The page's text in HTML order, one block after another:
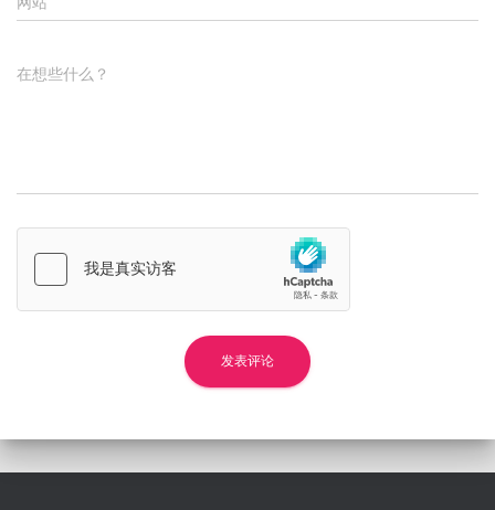
在想些什么？